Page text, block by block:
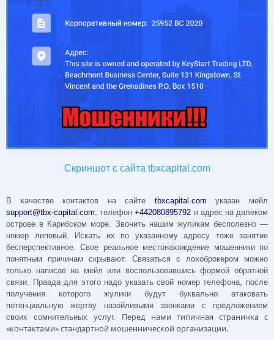
Скриншот с сайта tbxcapital.com
В качестве контактов на сайте tbxcapital.com указан мейл
support@tbx-capital.com, телефон+442080895792 и адрес на далеком
острове в Карибском море. Звонить нашим жуликам бесполезно —
номер липовый. Искать их по указанному адресу тоже занятие
бесперспективное. Свое реальное местонахождение мошенники по
понятным причинам скрывают. Связаться с лохоброкером можно
только написав на мейл или воспользовавшись формой обратной
связи. Правда для этого надо указать свой номер телефона, после
получения которого жулики будут буквально атаковать
потенциальную жертву назойливыми звонками с предложением
своих сомнительных услуг. Перед нами типичная страничка с
«контактами» стандартной мошеннической организации.